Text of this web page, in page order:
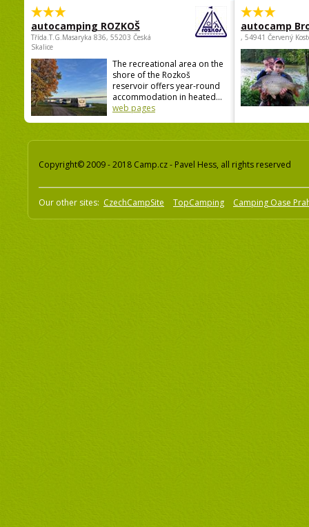
autocamping ROZKOŠ
Třída.T.G.Masaryka 836, 55203 Česká
Skalice
The recreational area on the
shore of the Rozkoš
reservoir offers year-round
accommodation in heated...
web pages
autocamp
, 54941 Červený
Copyright© 2009 - 2018 Camp.cz - Pavel Hess, all rights reserved
Our other sites: CzechCampSite TopCamping Camping Oase